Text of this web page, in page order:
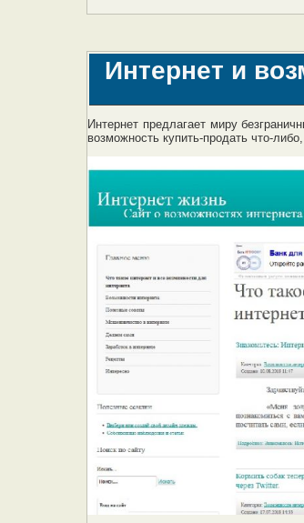
Интернет и
Интернет предлагает миру
возможность купить-продать что-